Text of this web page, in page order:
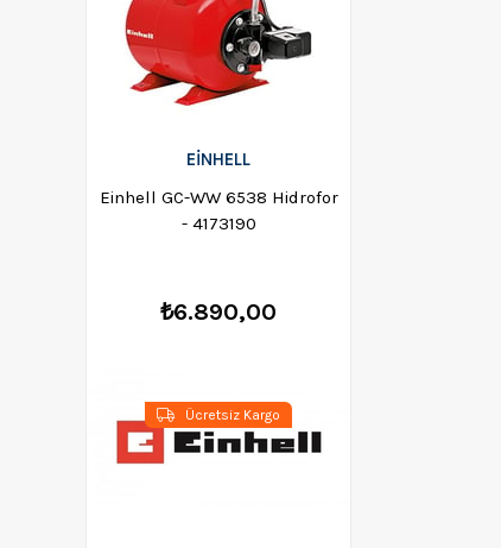
EİNHELL
Einhell GC-WW 6538 Hidrofor
- 4173190
₺6.890,00
Ücretsiz Kargo